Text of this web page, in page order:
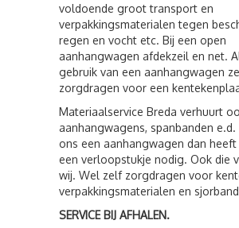
voldoende groot transport en
verpakkingsmaterialen tegen
regen en vocht etc. Bij een open
aanhangwagen afdekzeil en net.
gebruik van een aanhangwagen
zorgdragen voor een
Materiaalservice Breda verhuurt
aanhangwagens, spanbanden e.d.
ons een aanhangwagen dan
een verloopstukje nodig. Ook die
wij. Wel zelf zorgdragen voor
verpakkingsmaterialen en
SERVICE BIJ AFHALEN.